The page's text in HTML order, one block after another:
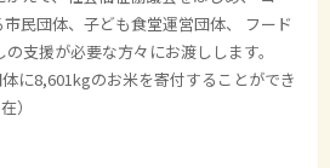
民団体、子ども食堂運営団体、 フード
支援が必要な方々にお渡しします。
に8,601kgのお米を寄付することができ
）